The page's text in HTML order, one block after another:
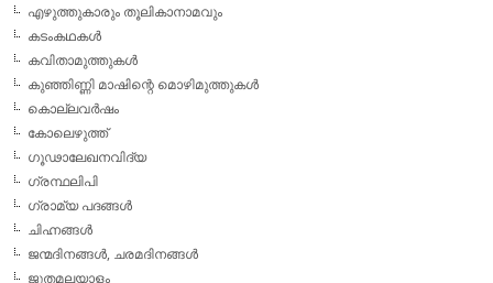
എഴുത്തുകാരും തൂലികാനാമവും
കടംകഥകള്‍
കവിതാമുത്തുകള്‍
കുഞ്ഞിണ്ണി മാഷിന്റെ മൊഴിമുത്തുകള്‍
കൊല്ലവര്‍ഷം
കോലെഴുത്ത്
ഗൂഢാലേഖനവിദ്യ
ഗ്രന്ഥലിപി
ഗ്രാമ്യ പദങ്ങള്‍
ചിഹ്നങ്ങള്‍
ജന്മദിനങ്ങള്‍, ചരമദിനങ്ങള്‍
ജൂതമലയാളം